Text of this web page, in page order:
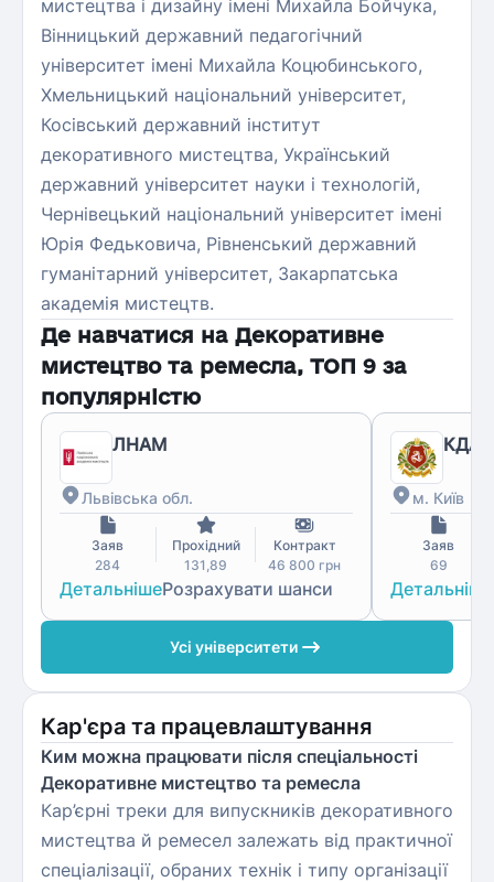
мистецтва і дизайну імені Михайла Бойчука,
Вінницький державний педагогічний
університет імені Михайла Коцюбинського,
Хмельницький національний університет,
Косівський державний інститут
декоративного мистецтва, Український
державний університет науки і технологій,
Чернівецький національний університет імені
Юрія Федьковича, Рівненський державний
гуманітарний університет, Закарпатська
академія мистецтв.
Де навчатися на Декоративне
мистецтво та ремесла, ТОП 9 за
популярністю
ЛНАМ
Львівська обл.
Заяв
284
Прохідний
131,89
Контракт
46 800 грн
ДетальнішеРозрахувати шанси
м. Київ
Заяв
69
Детальніше
Усі університети
Кар'єра та працевлаштування
Ким можна працювати після спеціальності
Декоративне мистецтво та ремесла
Кар’єрні треки для випускників декоративного
мистецтва й ремесел залежать від практичної
спеціалізації, обраних технік і типу організації